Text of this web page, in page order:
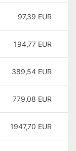
97,39 EUR
194,77 EUR
389,54 EUR
779,08 EUR
1947,70 EUR